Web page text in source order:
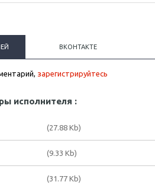
ВКОНТАКТЕ
зарегистрируйтесь
исполнителя :
(27.88 Kb)
(9.33 Kb)
(31.77 Kb)